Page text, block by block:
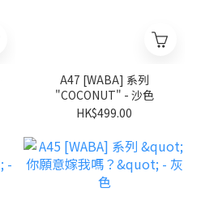
A47 [WABA] 系列
"COCONUT" - 沙色
HK$499.00